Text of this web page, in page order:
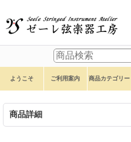
ようこそ ご利用案内 商品カテゴリー
商品詳細